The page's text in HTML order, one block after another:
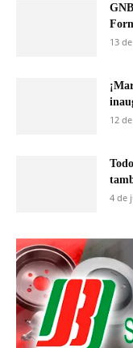
13
12
4 de